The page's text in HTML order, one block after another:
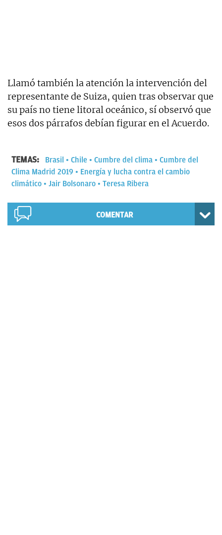
Llamó también la atención la intervención del
representante de Suiza, quien tras observar que
su país no tiene litoral oceánico, sí observó que
esos dos párrafos debían figurar en el Acuerdo.
TEMAS: Brasil Chile Cumbre del clima
Cumbre del
Clima Madrid 2019
Energía y lucha contra el cambio
climático
Jair Bolsonaro Teresa Ribera
COMENTAR